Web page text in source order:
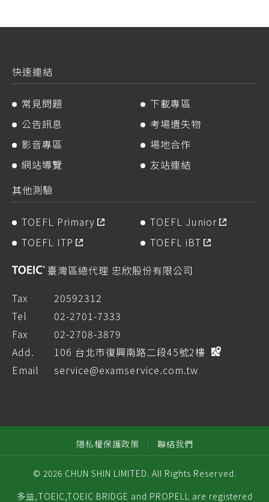
快速連結
常見問題
下載專區
公告訊息
考場遺失物
影音專區
場地合作
網站導覽
友站連結
其他測驗
TOEFL Primary
TOEFL Junior
TOEFL ITP
TOEFL iBT
臺灣區總代理 忠欣股份有限公司
Tax
20592312
Tel
02-2701-7333
Fax
02-2708-3879
Add.
106 台北市復興南路二段45號2樓
Email
service@examservice.com.tw
隱私權保護政策 聯絡我們
© 2026 CHUN SHIN LIMITED. All Rights Reserved.
多益,TOEIC,TOEIC BRIDGE and PROPELL are registered